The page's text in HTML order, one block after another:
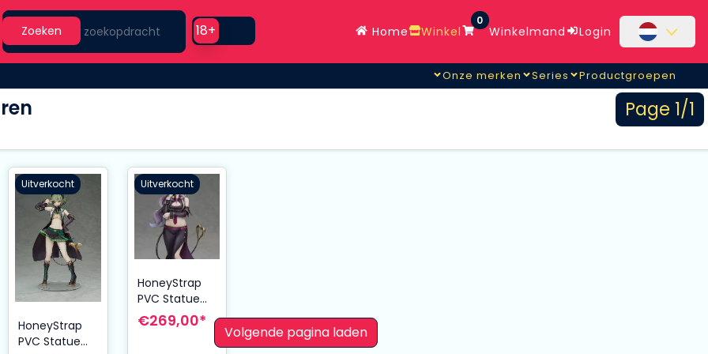
Search
Zoeken
Use setting
18+ Home Winkel
0
Winkelmand Login
Onze merken Series Productgroepen
Page 1/1
Uitverkocht
HoneyStrap
PVC Statue
Uitverkocht
HoneyStrap
PVC Statue
1/7 Saionji
Mary 23 cm
€269,00*
Volgende pagina laden